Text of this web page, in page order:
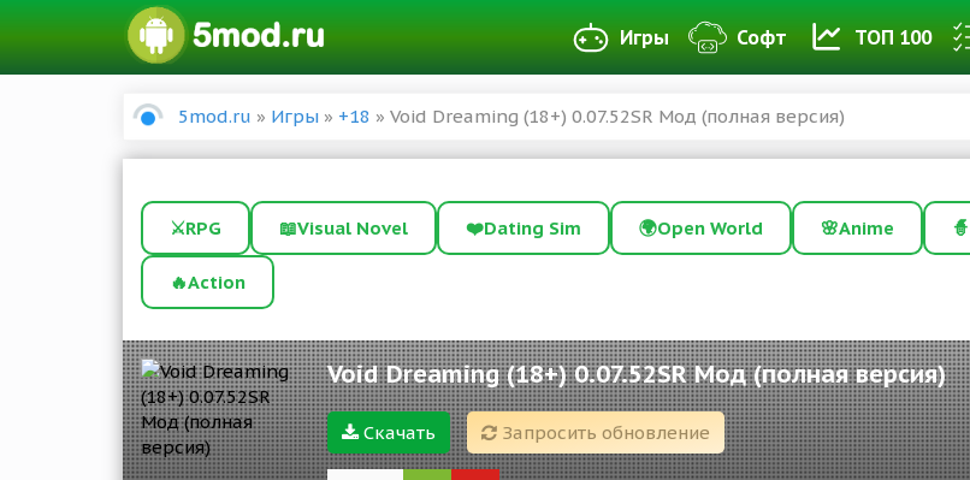
Игры Софт ТОП 100
5mod.ru » Игры » +18 » Void Dreaming (18+) 0.07.52SR Мод (полная версия)
⚔️RPG 📖Visual Novel ❤️Dating Sim 🌍Open World 🌸Anime 🧙
🔥Action
Void Dreaming (18+) 0.07.52SR Мод (полная версия)
Скачать Запросить обновление